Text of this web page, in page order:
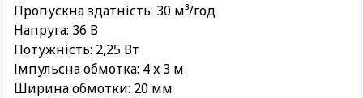
Пропускна здатність: 30 м³/год
Напруга: 36 В
Потужність: 2,25 Вт
Імпульсна обмотка: 4 x 3 м
Ширина обмотки: 20 мм